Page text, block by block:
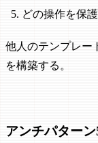
どの操作を保
他人のテンプレー
を構築する。
アンチパター